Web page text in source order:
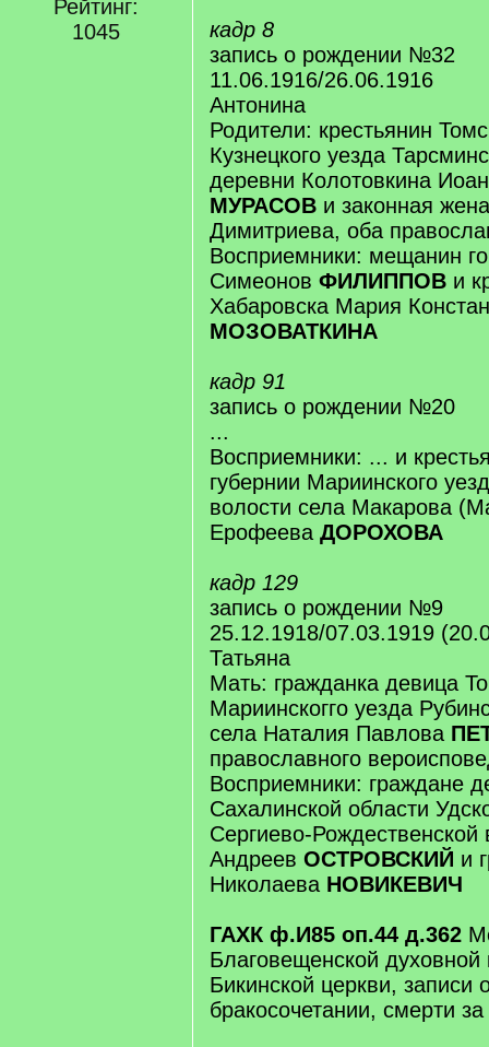
Рейтинг:
1045
кадр 8
запись о рождении №32
11.06.1916/26.06.1916
Антонина
Родители: крестьянин
Кузнецкого уезда
деревни Колотовкина
МУРАСОВ и законная
Димитриева, оба
Восприемники: мещанин
Симеонов ФИЛИППОВ и
Хабаровска Мария
МОЗОВАТКИНА
кадр 91
запись о рождении №20
...
Восприемники: ... и
губернии Мариинского
волости села Макарова
Ерофеева ДОРОХОВА
кадр 129
запись о рождении №9
25.12.1918/07.03.1919
Татьяна
Мать: гражданка девица
Мариинскогго уезда
села Наталия Павлова
православного
Восприемники: граждане
Сахалинской области
Сергиево-Рождественской
Андреев ОСТРОВСКИЙ и
Николаева НОВИКЕВИЧ
ГАХК ф.И85 оп.44 д.362
Благовещенской духовной
Бикинской церкви, записи
бракосочетании, смерти